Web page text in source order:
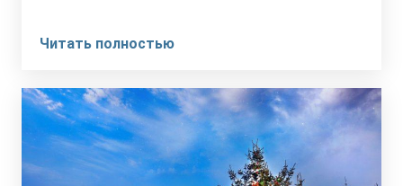
Читать полностью